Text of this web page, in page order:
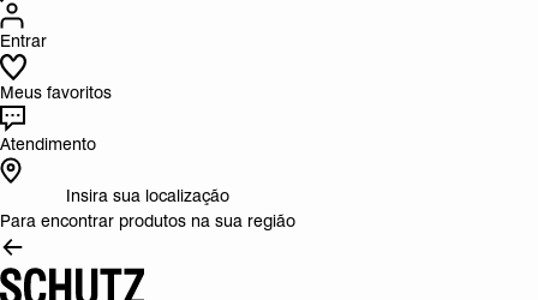
Entrar
Meus favoritos
Atendimento
Insira sua localização
Para encontrar produtos na sua região